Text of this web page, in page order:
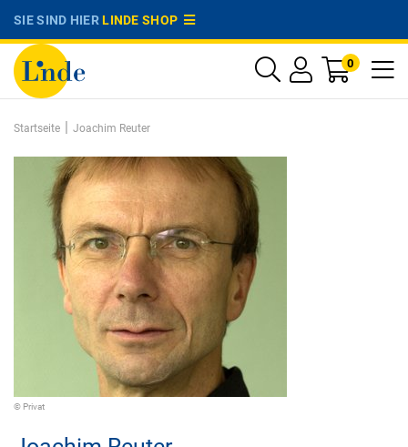
SIE SIND HIERLINDE SHOP
0
Startseite | Joachim Reuter
© Privat